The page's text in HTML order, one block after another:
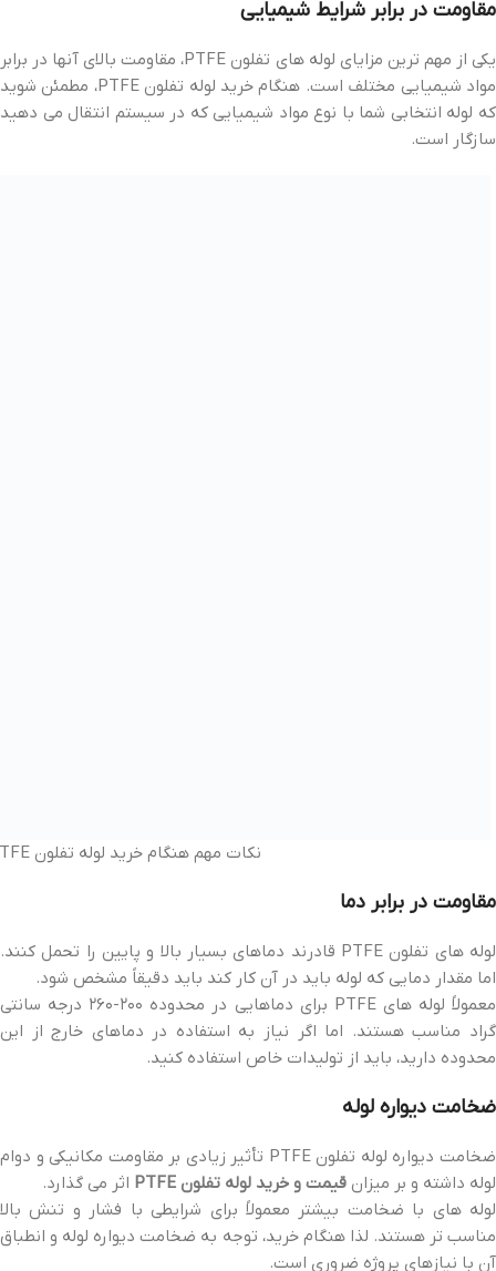
مقاومت در برابر شرایط شیمیایی
یکی از مهم ترین مزایای لوله های تفلون PTFE، مقاومت بالای آنها در برابر
مواد شیمیایی مختلف است. هنگام خرید لوله تفلون PTFE، مطمئن شوید
که لوله انتخابی شما با نوع مواد شیمیایی که در سیستم انتقال می دهید
سازگار است.
نکات مهم هنگام خرید لوله تفلون PTFE | تفلون سازان پیشگام
مقاومت در برابر دما
لوله های تفلون PTFE قادرند دماهای بسیار بالا و پایین را تحمل کنند.
اما مقدار دمایی که لوله باید در آن کار کند باید دقیقاً مشخص شود.
معمولاً لوله های PTFE برای دماهایی در محدوده ۲۰۰-۲۶۰ درجه سانتی
گراد مناسب هستند. اما اگر نیاز به استفاده در دماهای خارج از این
محدوده دارید، باید از تولیدات خاص استفاده کنید.
ضخامت دیواره لوله
ضخامت دیواره لوله تفلون PTFE تأثیر زیادی بر مقاومت مکانیکی و دوام
لوله داشته و بر میزان قیمت و خرید لوله تفلون PTFE
اثر می گذارد.
لوله های با ضخامت بیشتر معمولاً برای شرایطی با فشار و تنش بالا
مناسب تر هستند. لذا هنگام خرید، توجه به ضخامت دیواره لوله و انطباق
آن با نیازهای پروژه ضروری است.